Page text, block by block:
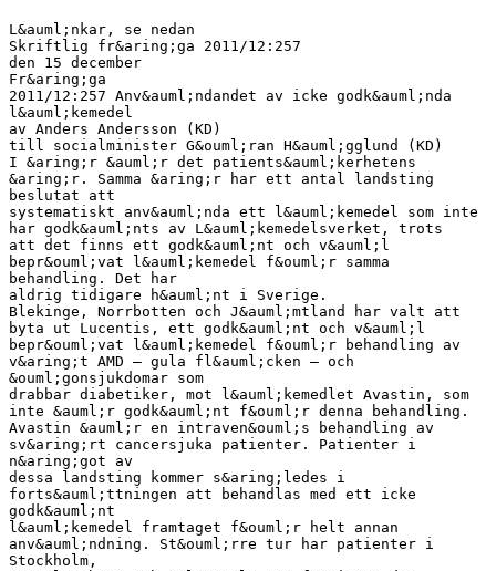
L&auml;nkar, se nedan
Skriftlig fr&aring;ga 2011/12:257
den 15 december
Fr&aring;ga
2011/12:257 Anv&auml;ndandet av icke godk&auml;nda
l&auml;kemedel
av Anders Andersson (KD)
till socialminister G&ouml;ran H&auml;gglund (KD)
I &aring;r &auml;r det patients&auml;kerhetens
&aring;r. Samma &aring;r har ett antal landsting
beslutat att
systematiskt anv&auml;nda ett l&auml;kemedel som inte
har godk&auml;nts av L&auml;kemedelsverket, trots
att det finns ett godk&auml;nt och v&auml;l
bepr&ouml;vat l&auml;kemedel f&ouml;r samma
behandling. Det har
aldrig tidigare h&auml;nt i Sverige.
Blekinge, Norrbotten och J&auml;mtland har valt att
byta ut Lucentis, ett godk&auml;nt och v&auml;l
bepr&ouml;vat l&auml;kemedel f&ouml;r behandling av
v&aring;t AMD – gula fl&auml;cken – och
&ouml;gonsjukdomar som
drabbar diabetiker, mot l&auml;kemedlet Avastin, som
inte &auml;r godk&auml;nt f&ouml;r denna behandling.
Avastin &auml;r en intraven&ouml;s behandling av
sv&aring;rt cancersjuka patienter. Patienter i
n&aring;got av
dessa landsting kommer s&aring;ledes i
forts&auml;ttningen att behandlas med ett icke
godk&auml;nt
l&auml;kemedel framtaget f&ouml;r helt annan
anv&auml;ndning. St&ouml;rre tur har patienter i
Stockholm,